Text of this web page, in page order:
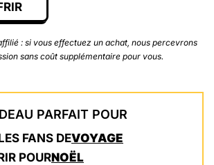
: si vous effectuez un achat, nous percevrons
sans coût supplémentaire pour vous.
PARFAIT POUR
FANS DEVOYAGE
POURNOËL